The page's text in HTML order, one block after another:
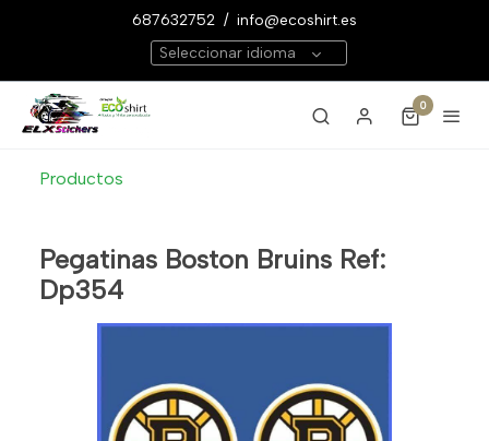
687632752 / info@ecoshirt.es
Seleccionar idioma
0
Productos
Pegatinas Boston Bruins Ref:
Dp354